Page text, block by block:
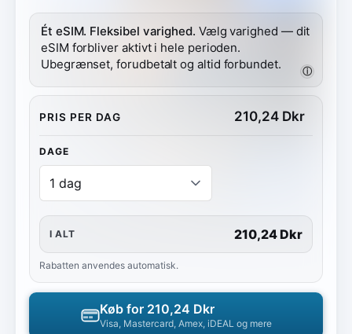
Ét eSIM. Fleksibel varighed. Vælg varighed — dit
eSIM forbliver aktivt i hele perioden.
Ubegrænset, forudbetalt og altid forbundet.
ⓘ
PRIS PER DAG 210,24 Dkr
DAGE
I ALT 210,24 Dkr
Rabatten anvendes automatisk.
Køb for 210,24 Dkr
Visa, Mastercard, Amex, iDEAL og mere